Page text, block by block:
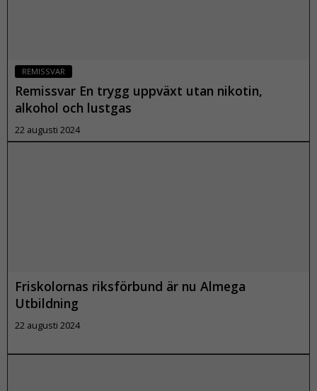
REMISSVAR
Remissvar En trygg uppväxt utan nikotin,
alkohol och lustgas
22 augusti 2024
Friskolornas riksförbund är nu Almega
Utbildning
22 augusti 2024